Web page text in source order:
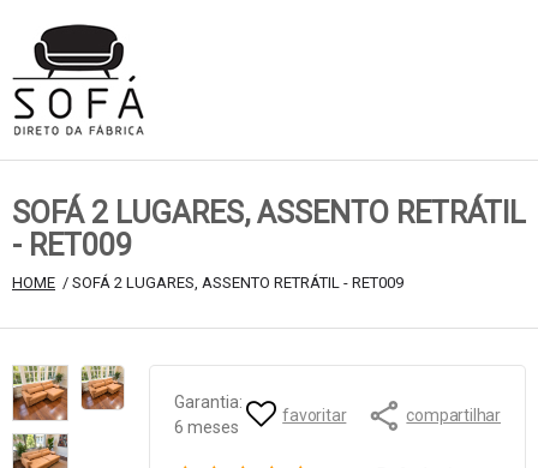
SOFÁ 2 LUGARES, ASSENTO RETRÁTIL
- RET009
HOME / SOFÁ 2 LUGARES, ASSENTO RETRÁTIL - RET009
Garantia:
6 meses
favoritar compartilhar